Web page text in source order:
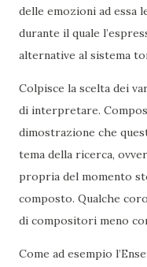
delle emozioni ad essa
durante il quale
alternative al sistema
Colpisce la scelta dei
di interpretare.
dimostrazione che
tema della ricerca,
propria del momento
composto. Qualche
di compositori meno
Come ad esempio